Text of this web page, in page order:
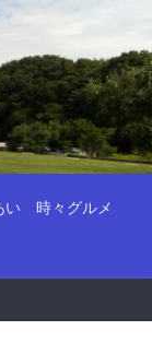
い 時々グルメ